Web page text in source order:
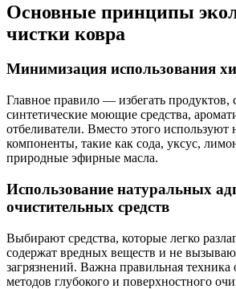
Основные принципы
чистки ковра
Минимизация использования
Главное правило — избегать продуктов,
синтетические моющие средства,
отбеливатели. Вместо этого используют
компоненты, такие как сода, уксус,
природные эфирные масла.
Использование натуральных
очистительных средств
Выбирают средства, которые легко
содержат вредных веществ и не
загрязнений. Важна правильная техника
методов глубокого и поверхностного